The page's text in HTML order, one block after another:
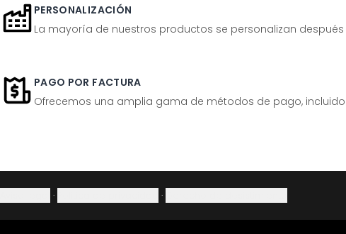
PERSONALIZACIÓN
La mayoría de nuestros productos se personalizan
PAGO POR FACTURA
Ofrecemos una amplia gama de métodos de pago,
· ·